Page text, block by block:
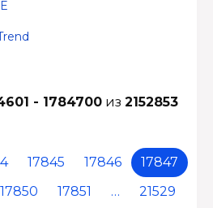
- 1784700 из 2152853
17845 17846
17847
17850 17851 … 21529